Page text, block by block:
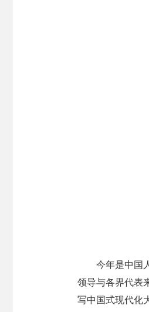
今年是中国
领导与各界代表
写中国式现代化